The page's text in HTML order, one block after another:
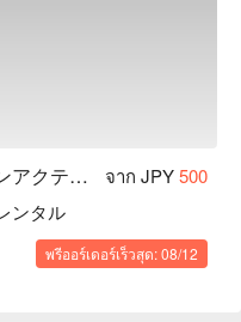
おきなわポークビレッジ マリンアクティビティ จาก JPY500
ンタル
พรีออร์เดอร์เร็วสุด: 08/12